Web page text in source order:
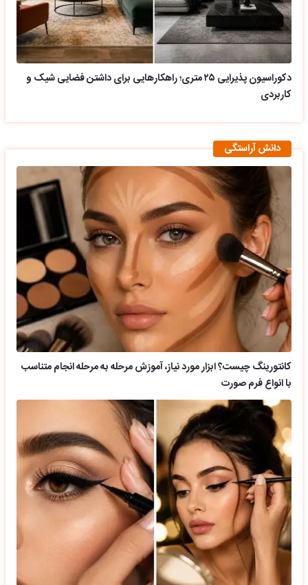
دکوراسیون پذیرایی ۲۵ متری؛ راهکارهایی برای داشتن فضایی شیک و
کاربردی
دانش آراستگی
کانتورینگ چیست؟ ابزار مورد نیاز، آموزش مرحله به مرحله انجام متناسب
با انواع فرم صورت